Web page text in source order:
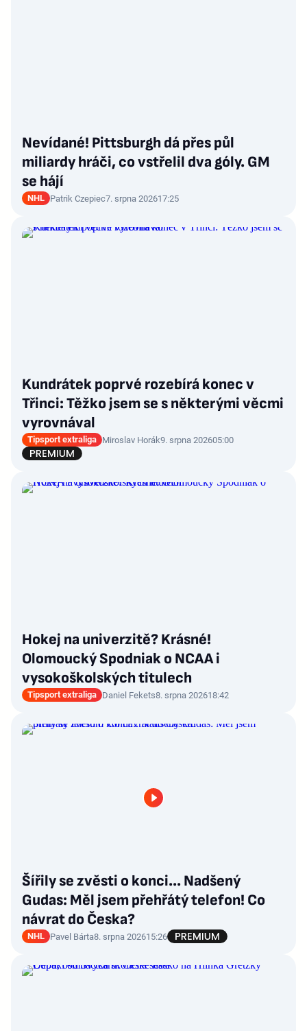
Nevídané! Pittsburgh dá přes půl
miliardy hráči, co vstřelil dva góly. GM
se hájí
NHL Patrik Czepiec7. srpna 202617:25
Kundrátek poprvé rozebírá konec v
Třinci: Těžko jsem se s některými věcmi
vyrovnával
Tipsport extraliga Miroslav Horák9. srpna 202605:00
Hokej na univerzitě? Krásné!
Olomoucký Spodniak o NCAA i
vysokoškolských titulech
Tipsport extraliga Daniel Fekets8. srpna 202618:42
Šířily se zvěsti o konci... Nadšený
Gudas: Měl jsem přehřátý telefon! Co
návrat do Česka?
NHL Pavel Bárta8. srpna 202615:26